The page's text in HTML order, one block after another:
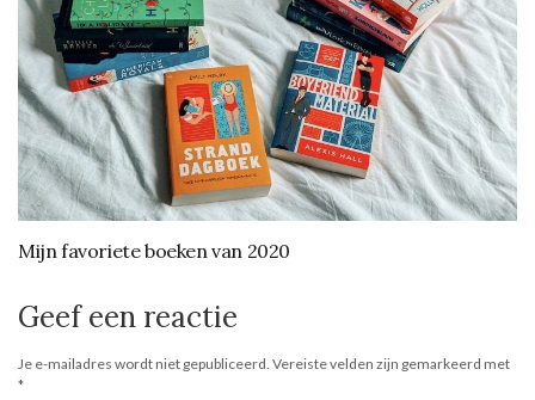
Mijn favoriete boeken van 2020
Geef een reactie
Je e-mailadres wordt niet gepubliceerd. Vereiste velden zijn gemarkeerd met
*